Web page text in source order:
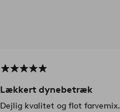
Lækkert dynebetræk
Dejlig kvalitet og flot farvemix.